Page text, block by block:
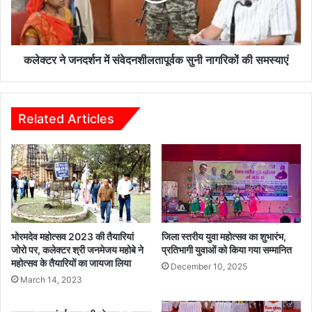
ई
1
न
व
2
ट्रै
क्ट
र
ज
ब्त
न
र्श
न
शी
ल
ता
पू
र्व
क
सु
नी
ना
ग
कलेक्टर ने जनदर्शन में संवेदनशीलतापूर्वक सुनी नागरिकों की समस्याएं
Related Articles
भोरमदेव महोत्सव 2023 की तैयारियां
जोरो पर, कलेक्टर श्री जनमेजय महोबे ने
महोत्सव के तैयारियों का जायजा लिया
March 14, 2023
जिला स्तरीय युवा महोत्सव का शुभारंभ,
प्रतिभागी युवाओं को किया गया सम्मानित
December 10, 2025